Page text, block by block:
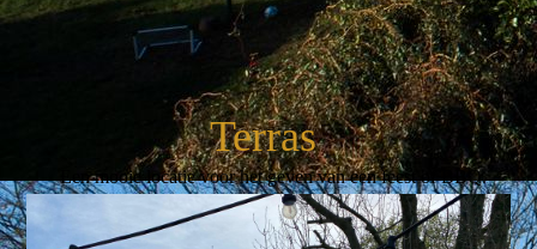
Terras
Een mooie locatie voor het geven van een feest of BBQ.